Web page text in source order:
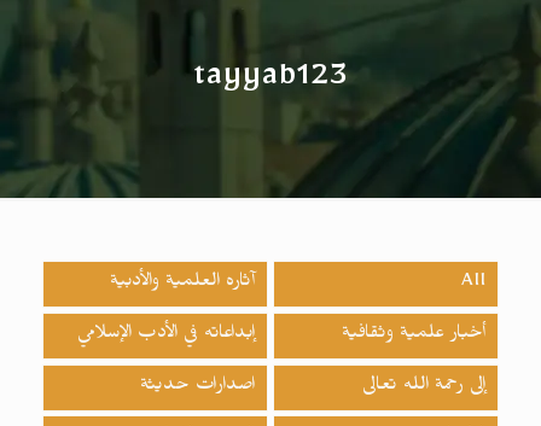
tayyab123
All آثاره العلمية والأدبية
أخبار علمية وثقافية إبداعاته في الأدب الإسلامي
إلى رحمة الله تعالى اصدارات حدیثة